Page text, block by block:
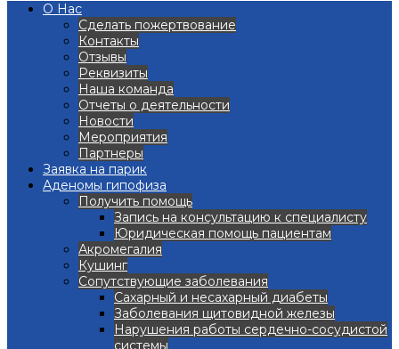
О Нас
Сделать пожертвование
Контакты
Отзывы
Реквизиты
Наша команда
Отчеты о деятельности
Новости
Мероприятия
Партнеры
Заявка на парик
Аденомы гипофиза
Получить помощь
Запись на консультацию к специалисту
Юридическая помощь пациентам
Акромегалия
Кушинг
Сопутствующие заболевания
Сахарный и несахарный диабеты
Заболевания щитовидной железы
Нарушения работы сердечно-сосудистой
системы